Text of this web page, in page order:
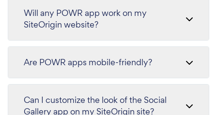
Will any POWR app work on my
SiteOrigin website?
Are POWR apps mobile-friendly?
Can I customize the look of the Social
Gallery app on my SiteOrigin site?